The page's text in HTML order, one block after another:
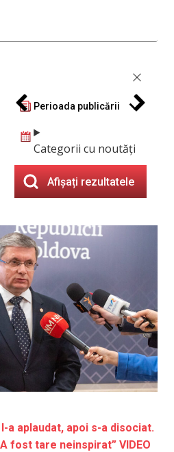
Perioada publicării
Categorii cu noutăți
Afișați rezultatele
a aplaudat, apoi s-a disociat.
fost tare neinspirat” VIDEO